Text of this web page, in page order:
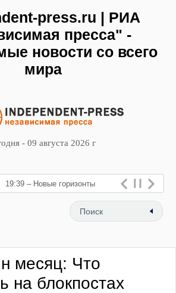
press.ru | РИА
пресса" -
новости со всего
мира
- 09 августа 2026 г
19:39 – Новые горизонты
флебологии: в Москве
открылся «Городской центр
заболеваний вен и
профилакти
месяц: Что
на блокпостах